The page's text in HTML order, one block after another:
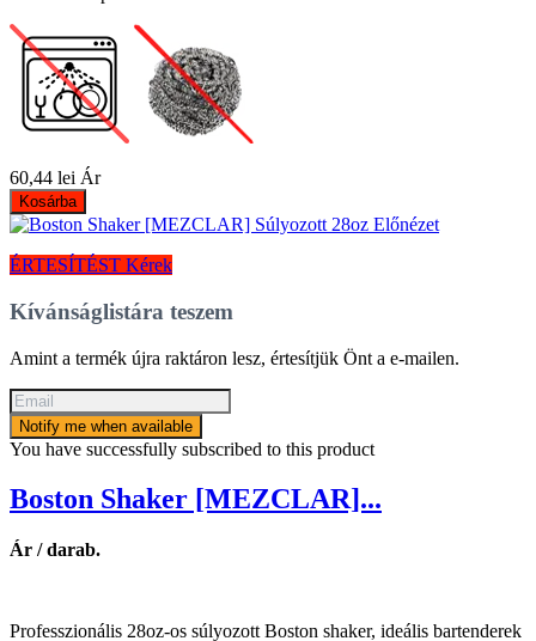
60,44 lei Ár
Kosárba
Előnézet
ÉRTESÍTÉST Kérek
Kívánságlistára teszem
Amint a termék újra raktáron lesz, értesítjük Önt a e-mailen.
Notify me when available
You have successfully subscribed to this product
Boston Shaker [MEZCLAR]...
Ár / darab.
Professzionális 28oz-os súlyozott Boston shaker, ideális bartenderek